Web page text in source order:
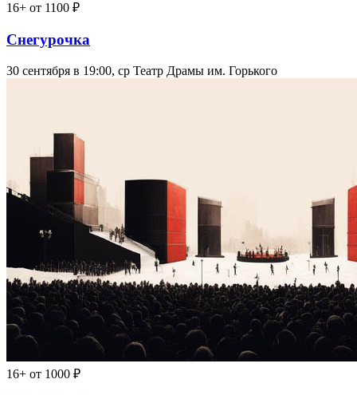
16+ от 1100 ₽
Снегурочка
30 сентября в 19:00, ср Театр Драмы им. Горького
16+ от 1000 ₽